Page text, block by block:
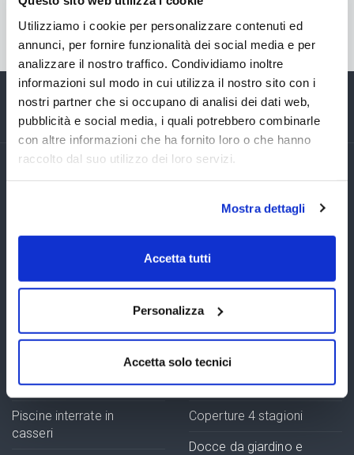
Utilizziamo i cookie per personalizzare contenuti ed
annunci, per fornire funzionalità dei social media e per
analizzare il nostro traffico. Condividiamo inoltre
informazioni sul modo in cui utilizza il nostro sito con i
nostri partner che si occupano di analisi dei dati web,
pubblicità e social media, i quali potrebbero combinarle
con altre informazioni che ha fornito loro o che hanno
raccolto dal suo utilizzo dei loro servizi.
Mostra dettagli
Accetta tutti
Personalizza
Accetta solo tecnici
15/07/2025 e il 31/07/2025, limitatamente ai
prodotti presenti nelle categorie sopra elencate.
piscine e arredamento da esterno
Piscine in legno
pannelli
lamiera d'acciaio
Piscine interrate in
casseri
Vasche SPA
MiniPiscine
Prodotti chimici piscina
Coperture isotermiche
Coperture 4 stagioni
Docce da giardino e